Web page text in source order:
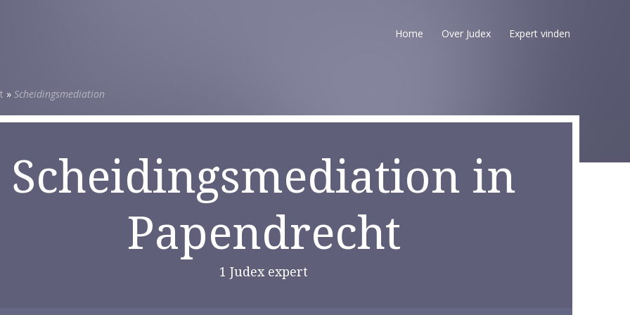
Home Over Judex Expert vinden
» Scheidingsmediation
Scheidingsmediation in
Papendrecht
1 Judex expert